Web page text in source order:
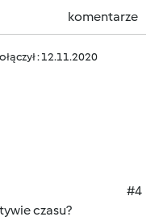
komentarze
: 12.11.2020
#4
czasu?